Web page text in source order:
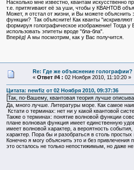
Насколько мне известно, квантам
т.е. притягивают её за уши, чтобы у КВАНТОВ
Может, я отстал от жизни, и Вы можете объяснить
функции? Так объясните! Как кванты "искривляют
формируя голографическое изображение! Тогда у
использовать эпитеты вроде "бла-бла".
Вперёд! А мы посмотрим, как у Вас получится.
Re: Где же объяснение голографии?
« Ответ #4 : 02 Ноября 2010, 11:10:20 »
Цитата: newfiz от 02 Ноября 2010, 09:37:36
Так, по-Вашему, квантовая теория лучше
Да, много лучше. Литературы море. Как самое
Кстати о терминах: нет ни у какой квантовой
Также о терминах: понятие волновой функции
плане волновая функция имеет единственную
имеет волновой характер, а вероятность
характер. Пора бы и разобраться в столь
Конечно я могу объяснить это и без
это осталось не только непостижимым, но даже